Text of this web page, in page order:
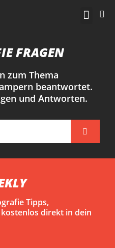
FRAGEN
zum Thema
beantwortet.
und Antworten.
Tipps,
direkt in dein